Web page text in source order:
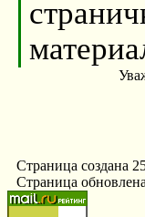
Страница создана
Cтраница